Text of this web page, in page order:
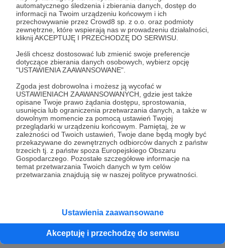
automatycznego śledzenia i zbierania danych, dostęp do
informacji na Twoim urządzeniu końcowym i ich
przechowywanie przez Crowd8 sp. z o.o. oraz podmioty
zewnętrzne, które wspierają nas w prowadzeniu działalności,
kliknij AKCEPTUJĘ I PRZECHODZĘ DO SERWISU.
Jeśli chcesz dostosować lub zmienić swoje preferencje
dotyczące zbierania danych osobowych, wybierz opcję
"USTAWIENIA ZAAWANSOWANE".
Zgoda jest dobrowolna i możesz ją wycofać w
USTAWIENIACH ZAAWANSOWANYCH, gdzie jest także
opisane Twoje prawo żądania dostępu, sprostowania,
usunięcia lub ograniczenia przetwarzania danych, a także w
dowolnym momencie za pomocą ustawień Twojej
przeglądarki w urządzeniu końcowym. Pamiętaj, że w
zależności od Twoich ustawień, Twoje dane będą mogły być
przekazywane do zewnętrznych odbiorców danych z państw
trzecich tj. z państw spoza Europejskiego Obszaru
Gospodarczego. Pozostałe szczegółowe informacje na
temat przetwarzania Twoich danych w tym celów
przetwarzania znajdują się w naszej polityce prywatności.
Ustawienia zaawansowane
Akceptuję i przechodzę do serwisu
Komentarz użytkownika
Odpowiedz
Dołącz do grona Patronów!
Wesprzyj działalność AutoraFundacja FAURE
teraz!